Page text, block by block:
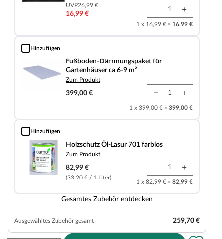
UVP26,99 €
16,99 €
1 x 16,99 € = 16,99 €
Hinzufügen
Fußboden-Dämmungspaket für Gartenhäuser ca 6-9 m²
Fußboden-Dämmungspaket für
Gartenhäuser ca 6-9 m²
Zum Produkt
399,00 €
1 x 399,00 € = 399,00 €
Hinzufügen
Holzschutz Öl-Lasur 701 farblos
Holzschutz Öl-Lasur 701 farblos
Zum Produkt
82,99 €
(33,20 € / 1 Liter)
1 x 82,99 € = 82,99 €
Gesamtes Zubehör entdecken
Ausgewähltes Zubehör gesamt 259,70 €